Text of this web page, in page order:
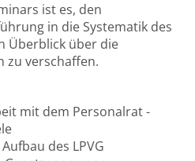
ist es, den
in die Systematik des
Überblick über die
zu verschaffen.
mit dem Personalrat -
des LPVG